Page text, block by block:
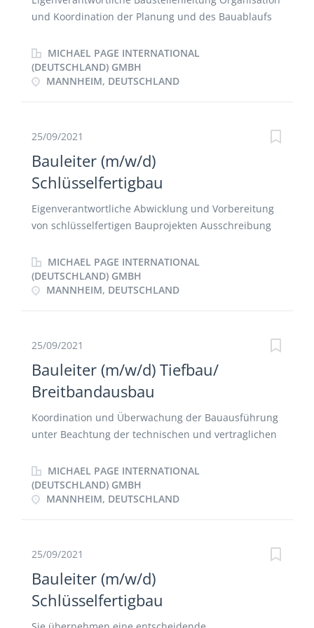
und Koordination der Planung und des Bauablaufs
Leistungsmeldung Abrechnung Nachtrags- und
Nachunternehmermanagement Pflege des
Kundenkontakts
MICHAEL PAGE INTERNATIONAL
(DEUTSCHLAND) GMBH
MANNHEIM, DEUTSCHLAND
25/09/2021
Bauleiter (m/w/d)
Schlüsselfertigbau
Eigenverantwortliche Abwicklung und Vorbereitung
von schlüsselfertigen Bauprojekten Ausschreibung
Führung der Bauleiter mit Hinblick auf einen
effizienten Bauverlauf Projektbezogene Leistungs-,
Qualitäts- und Kostenkontrolle Abrechnung von
MICHAEL PAGE INTERNATIONAL
(DEUTSCHLAND) GMBH
MANNHEIM, DEUTSCHLAND
25/09/2021
Bauleiter (m/w/d) Tiefbau/
Breitbandausbau
Koordination und Überwachung der Bauausführung
unter Beachtung der technischen und vertraglichen
Tiefbautätigkeiten unter Berücksichtigung aller
Normen und Vorschriften Eigenständige
Baustellenplanung-, Organisation- und
Leitungsausbau- und Tiefbauprojekten Kalkulation
Ausschreibungsunterlagen Teilnahme an
Projektbesprechungen Regelmäßige Besuche auf der
Baustelle
MICHAEL PAGE INTERNATIONAL
(DEUTSCHLAND) GMBH
MANNHEIM, DEUTSCHLAND
25/09/2021
Bauleiter (m/w/d)
Schlüsselfertigbau